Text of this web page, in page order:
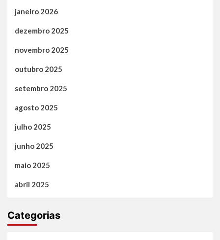
janeiro 2026
dezembro 2025
novembro 2025
outubro 2025
setembro 2025
agosto 2025
julho 2025
junho 2025
maio 2025
abril 2025
Categorias